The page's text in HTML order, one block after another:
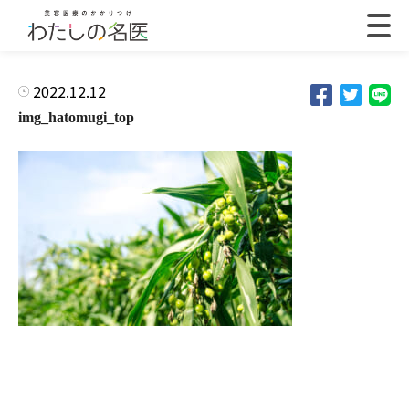
2022.12.12
img_hatomugi_top